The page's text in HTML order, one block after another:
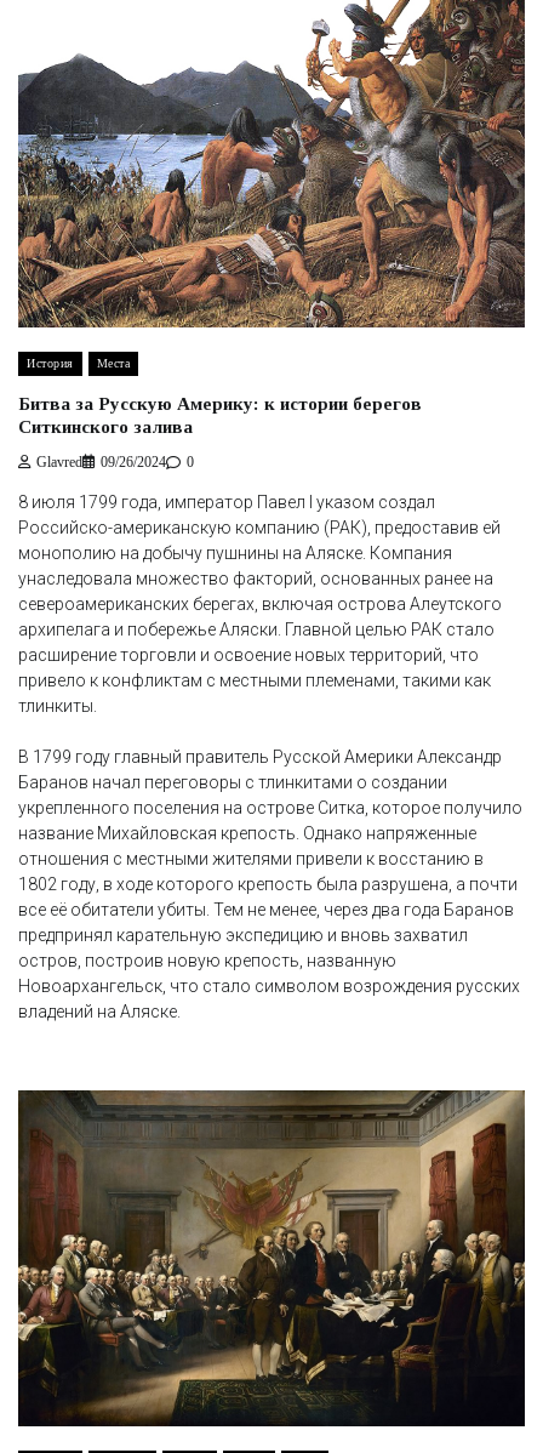
История Места
Битва за Русскую Америку: к истории берегов
Ситкинского залива
Glavred 09/26/2024 0
8 июля 1799 года, император Павел I указом создал
Российско-американскую компанию (РАК), предоставив ей
монополию на добычу пушнины на Аляске. Компания
унаследовала множество факторий, основанных ранее на
североамериканских берегах, включая острова Алеутского
архипелага и побережье Аляски. Главной целью РАК стало
расширение торговли и освоение новых территорий, что
привело к конфликтам с местными племенами, такими как
тлинкиты.
В 1799 году главный правитель Русской Америки Александр
Баранов начал переговоры с тлинкитами о создании
укрепленного поселения на острове Ситка, которое получило
название Михайловская крепость. Однако напряженные
отношения с местными жителями привели к восстанию в
1802 году, в ходе которого крепость была разрушена, а почти
все её обитатели убиты. Тем не менее, через два года Баранов
предпринял карательную экспедицию и вновь захватил
остров, построив новую крепость, названную
Новоархангельск, что стало символом возрождения русских
владений на Аляске.